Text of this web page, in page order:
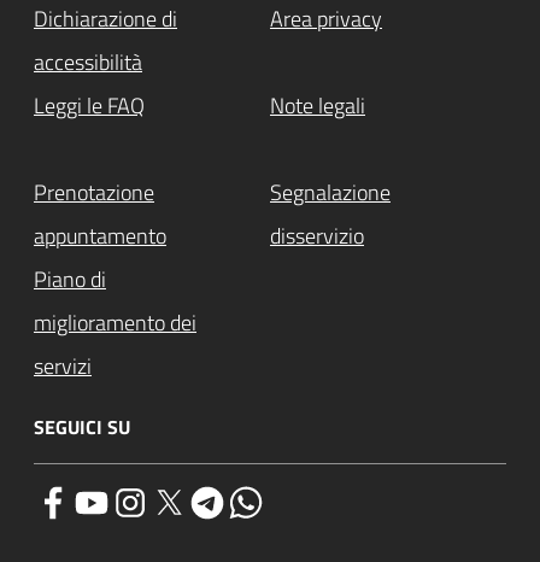
Dichiarazione di
accessibilità
Area privacy
Leggi le FAQ Note legali
Prenotazione
appuntamento
Segnalazione
disservizio
Piano di
miglioramento dei
servizi
SEGUICI SU